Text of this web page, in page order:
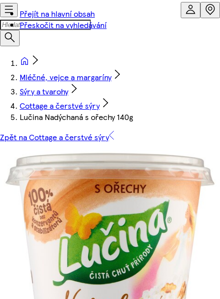
Přejít na hlavní obsah
Přeskočit na vyhledávání
Mléčné, vejce a margaríny
Sýry a tvarohy
Cottage a čerstvé sýry
Lučina Nadýchaná s ořechy 140g
Zpět na Cottage a čerstvé sýry